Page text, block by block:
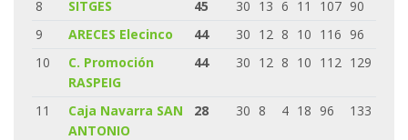
8 SITGES 45 30 13 6 11 107 90
9
ARECES Elecinco 44 30 12 8 10 116 96
10
C. Promoción
RASPEIG
44 30 12 8 10 112 129
11
Caja Navarra SAN
ANTONIO
28 30 8 4 18 96 133